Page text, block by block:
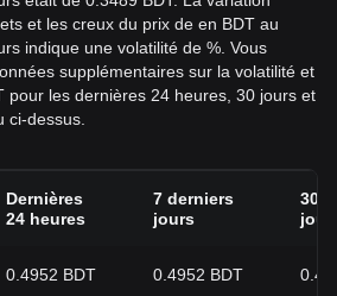
et les creux du prix de en BDT au
indique une volatilité de %. Vous
supplémentaires sur la volatilité et
pour les dernières 24 heures, 30 jours et
ci-dessus.
Dernières
24 heures
7 derniers
jours
30
0.4952 BDT 0.4952 BDT